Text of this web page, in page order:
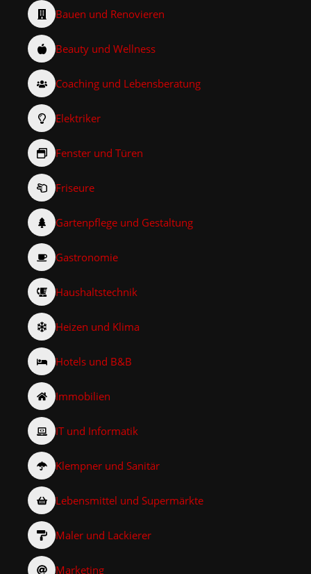
Bauen und Renovieren
Beauty und Wellness
Coaching und Lebensberatung
Elektriker
Fenster und Türen
Friseure
Gartenpflege und Gestaltung
Gastronomie
Haushaltstechnik
Heizen und Klima
Hotels und B&B
Immobilien
IT und Informatik
Klempner und Sanitär
Lebensmittel und Supermärkte
Maler und Lackierer
Marketing